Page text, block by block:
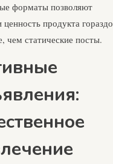
форматы позволяют
ценность продукта гораздо
чем статические посты.